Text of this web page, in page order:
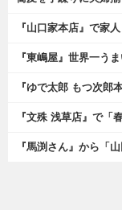
『山口家本店』で家
『東嶋屋』世界一う
『ゆで太郎 もつ次
『文殊 浅草店』で
『馬渕さん』から「